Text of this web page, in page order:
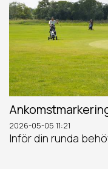
2026-05-05 11:21
Inför din runda